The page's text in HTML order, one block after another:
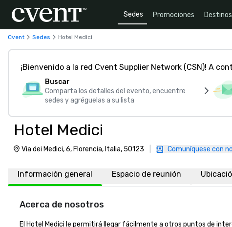
Sedes Promociones Destinos
Cvent Sedes Hotel Medici
¡Bienvenido a la red Cvent Supplier Network (CSN)! A
Buscar
Comparta los detalles del evento, encuentre
sedes y agréguelas a su lista
Hotel Medici
Via dei Medici, 6, Florencia, Italia, 50123 Comuníquese con
Información general Espacio de reunión
Acerca de nosotros
El Hotel Medici le permitirá llegar fácilmente a otros puntos de